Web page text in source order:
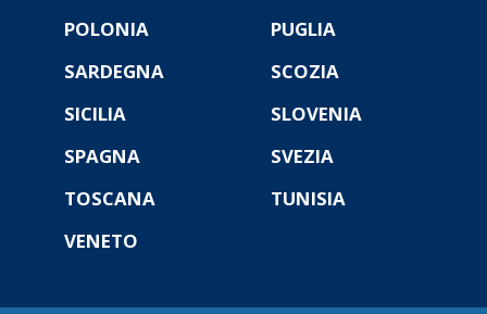
POLONIA
PUGLIA
SARDEGNA
SCOZIA
SICILIA
SLOVENIA
SPAGNA
SVEZIA
TOSCANA
TUNISIA
VENETO